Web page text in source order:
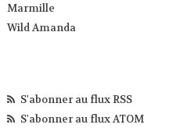
Marmille
Wild Amanda
S'abonner au flux RSS
S'abonner au flux ATOM